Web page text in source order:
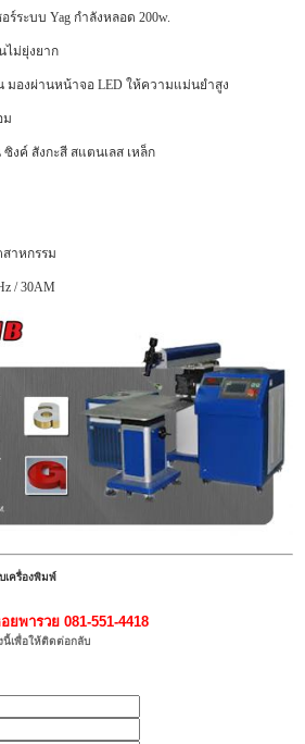
ร์ระบบ Yag กำลังหลอด 200w.
ไม่ยุ่งยาก
มองผ่านหน้าจอ LED ให้ความแม่นยำสูง
ม
งค์ สังกะสี สแตนเลส เหล็ก
สาหกรรม
/ 30AM
เครื่องพิมพ์
ยพารวย 081-551-4418
นี้เพื่อให้ติดต่อกลับ